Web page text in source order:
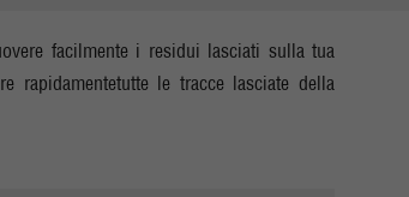
facilmente i residui lasciati sulla tua
rapidamentetutte le tracce lasciate della